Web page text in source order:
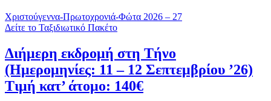
Χριστούγεννα-Πρωτοχρονιά-Φώτα 2026 – 27
Δείτε το Ταξιδιωτικό Πακέτο
Διήμερη εκδρομή στη Τήνο
(Ημερομηνίες: 11 – 12 Σεπτεμβρίου ’26)
Τιμή κατ’ άτομο: 140€